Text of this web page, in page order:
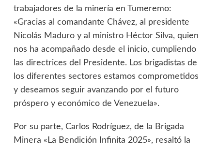
trabajadores de la minería en Tumeremo:
«Gracias al comandante Chávez, al presidente
Nicolás Maduro y al ministro Héctor Silva, quien
nos ha acompañado desde el inicio, cumpliendo
las directrices del Presidente. Los brigadistas de
los diferentes sectores estamos comprometidos
y deseamos seguir avanzando por el futuro
próspero y económico de Venezuela».
Por su parte, Carlos Rodríguez, de la Brigada
Minera «La Bendición Infinita 2025», resaltó la